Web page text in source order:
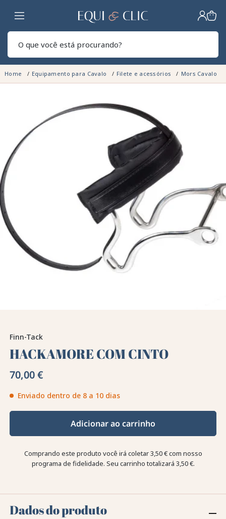
Lar
Home Equipamento para Cavalo Filete e acessórios Mors Cavalo
Finn-Tack
HACKAMORE COM CINTO
70,00 €
Enviado dentro de 8 a 10 dias
Adicionar ao carrinho
Comprando este produto você irá coletar3,50 €com nosso
programa de fidelidade. Seu carrinho totalizará 3,50 €.
Dados do produto